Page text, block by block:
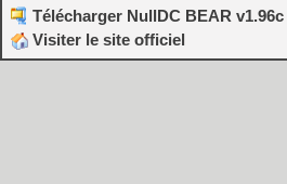
Télécharger NullDC BEAR v1.96c
Visiter le site officiel